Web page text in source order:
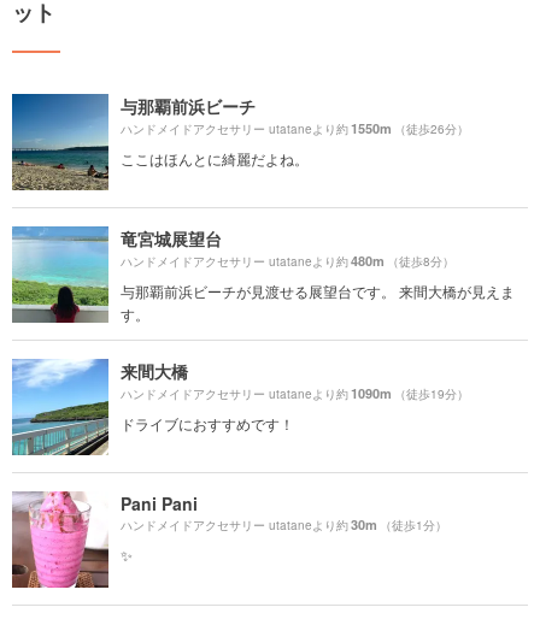
ット
与那覇前浜ビーチ
ハンドメイドアクセサリー utataneより約1550m （徒歩26分）
ここはほんとに綺麗だよね。
竜宮城展望台
ハンドメイドアクセサリー utataneより約480m （徒歩8分）
与那覇前浜ビーチが見渡せる展望台です。 来間大橋が見えま
す。
来間大橋
ハンドメイドアクセサリー utataneより約1090m （徒歩19分）
ドライブにおすすめです！
Pani Pani
ハンドメイドアクセサリー utataneより約30m （徒歩1分）
✨